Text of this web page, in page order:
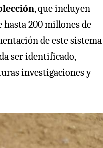
, que incluyen
hasta 200 millones de
de este sistema
ser identificado,
investigaciones y